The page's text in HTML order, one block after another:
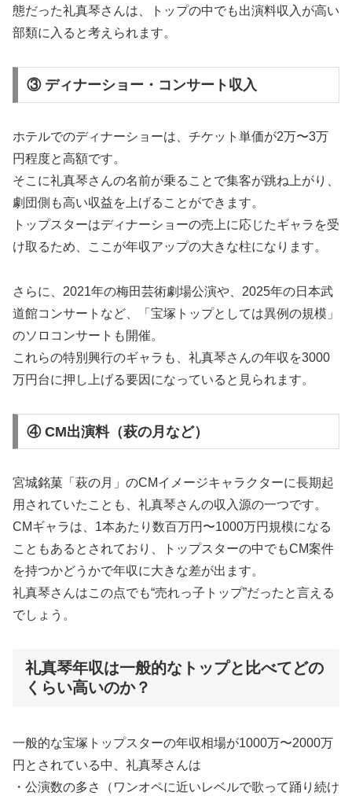
態だった礼真琴さんは、トップの中でも出演料収入が高い
部類に入ると考えられます。
③ ディナーショー・コンサート収入
ホテルでのディナーショーは、チケット単価が2万〜3万
円程度と高額です。
そこに礼真琴さんの名前が乗ることで集客が跳ね上がり、
劇団側も高い収益を上げることができます。
トップスターはディナーショーの売上に応じたギャラを受
け取るため、ここが年収アップの大きな柱になります。
さらに、2021年の梅田芸術劇場公演や、2025年の日本武
道館コンサートなど、「宝塚トップとしては異例の規模」
のソロコンサートも開催。
これらの特別興行のギャラも、礼真琴さんの年収を3000
万円台に押し上げる要因になっていると見られます。
④ CM出演料（萩の月など）
宮城銘菓「萩の月」のCMイメージキャラクターに長期起
用されていたことも、礼真琴さんの収入源の一つです。
CMギャラは、1本あたり数百万円〜1000万円規模になる
こともあるとされており、トップスターの中でもCM案件
を持つかどうかで年収に大きな差が出ます。
礼真琴さんはこの点でも“売れっ子トップ”だったと言える
でしょう。
礼真琴年収は一般的なトップと比べてどの
くらい高いのか？
一般的な宝塚トップスターの年収相場が1000万〜2000万
円とされている中、礼真琴さんは
・公演数の多さ（ワンオペに近いレベルで歌って踊り続け